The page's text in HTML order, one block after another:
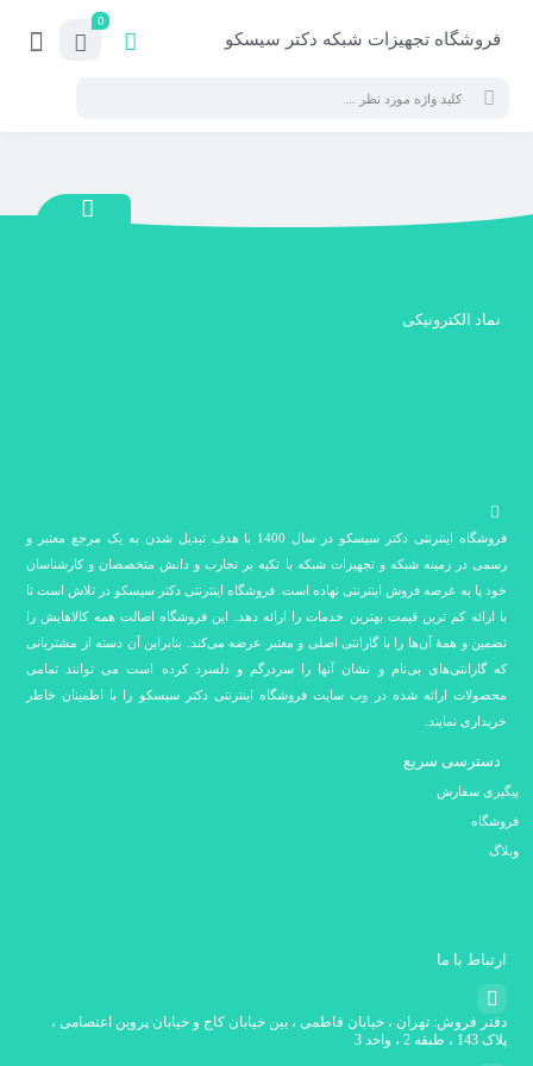
فروشگاه تجهیزات شبکه دکتر سیسکو
0
نماد الکترونیکی
فروشگاه اینترنتی دکتر سیسکو در سال 1400 با هدف تبدیل شدن به یک مرجع معتبر و
رسمی در زمینه شبکه و تجهیزات شبکه با تکیه بر تجارب و دانش متخصصان و کارشناسان
خود پا به عرصه فروش اینترنتی نهاده است. فروشگاه اینترنتی دکتر سیسکو در تلاش است تا
با ارائه کم ترین قیمت بهترین خدمات را ارائه دهد. این فروشگاه اصالت همه کالاهایش را
تضمین و همۀ آن‌ها را با گارانتی اصلی و معتبر عرضه می‌کند. بنابراین آن دسته از مشتریانی
که گارانتی‌های بی‌نام و نشان آنها را سردرگم و دلسرد کرده است می توانند تمامی
محصولات ارائه شده در وب سایت فروشگاه اینترنتی دکتر سیسکو را با اطمینان خاطر
خریداری نمایند.
دسترسی سریع
پیگیری سفارش
فروشگاه
وبلاگ
ارتباط با ما
دفتر فروش: تهران ، خیابان فاطمی ، بین خیابان کاج و خیابان پروین اعتصامی ،
پلاک 143 ، طبقه 2 ، واحد 3